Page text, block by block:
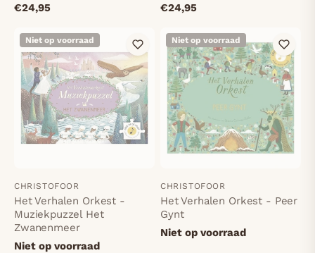
€24,95 €24,95
Niet op voorraad
CHRISTOFOOR
Het Verhalen Orkest -
Muziekpuzzel Het
Zwanenmeer
Niet op voorraad
Niet op voorraad
CHRISTOFOOR
Het Verhalen Orkest - Peer
Gynt
Niet op voorraad